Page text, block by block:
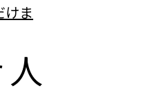
けま
人